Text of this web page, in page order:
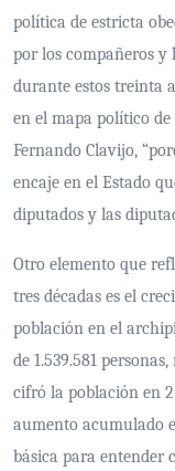
política de estricta
por los compañeros y
durante estos treinta
en el mapa político
Fernando Clavijo,
encaje en el Estado
diputados y las
Otro elemento que
tres décadas es el
población en el
de 1.539.581
cifró la población en
aumento acumulado
básica para entender